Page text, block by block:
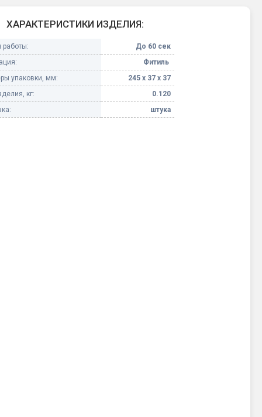
Конфетти, серпантин
Небесные фонарики
Оборудование для
ХАРАКТЕРИСТИКИ ИЗДЕЛИЯ:
работы:
До 60 сек
Фитиль
упаковки, мм:
245 х 37 х 37
кг:
0.120
штука